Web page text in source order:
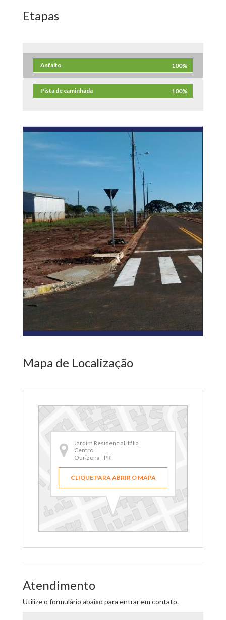
Etapas
Asfalto 100%
Pista de caminhada 100%
Mapa de Localização
Jardim Residencial Itália
Centro
Ourizona - PR
CLIQUE PARA ABRIR O MAPA
Atendimento
Utilize o formulário abaixo para entrar em contato.